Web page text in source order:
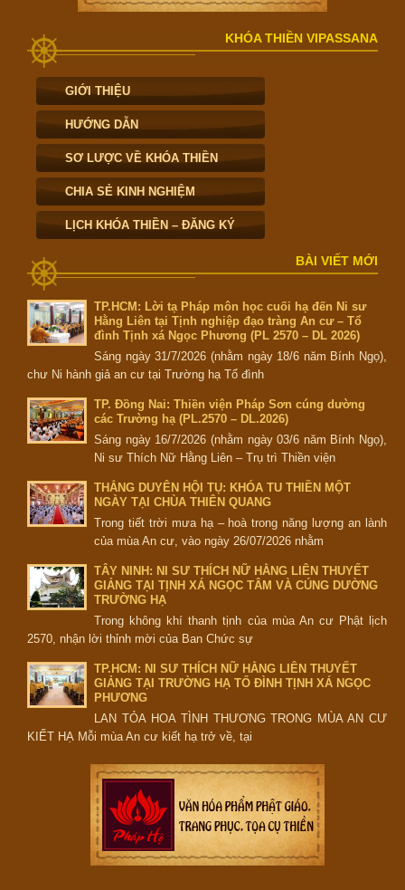
KHÓA THIỀN VIPASSANA
GIỚI THIỆU
HƯỚNG DẪN
SƠ LƯỢC VỀ KHÓA THIỀN
CHIA SẺ KINH NGHIỆM
LỊCH KHÓA THIỀN – ĐĂNG KÝ
BÀI VIẾT MỚI
TP.HCM: Lời tạ Pháp môn học cuối hạ đến Ni sư
Hằng Liên tại Tịnh nghiệp đạo tràng An cư – Tổ
đình Tịnh xá Ngọc Phương (PL 2570 – DL 2026)
Sáng ngày 31/7/2026 (nhằm ngày 18/6 năm Bính Ngọ),
chư Ni hành giả an cư tại Trường hạ Tổ đình
TP. Đồng Nai: Thiền viện Pháp Sơn cúng dường
các Trường hạ (PL.2570 – DL.2026)
Sáng ngày 16/7/2026 (nhằm ngày 03/6 năm Bính Ngọ),
Ni sư Thích Nữ Hằng Liên – Trụ trì Thiền viện
THẮNG DUYÊN HỘI TỤ: KHÓA TU THIỀN MỘT
NGÀY TẠI CHÙA THIÊN QUANG
Trong tiết trời mưa hạ – hoà trong năng lượng an lành
của mùa An cư, vào ngày 26/07/2026 nhằm
TÂY NINH: NI SƯ THÍCH NỮ HẰNG LIÊN THUYẾT
GIẢNG TẠI TỊNH XÁ NGỌC TÂM VÀ CÚNG DƯỜNG
TRƯỜNG HẠ
Trong không khí thanh tịnh của mùa An cư Phật lịch
2570, nhận lời thỉnh mời của Ban Chức sự
TP.HCM: NI SƯ THÍCH NỮ HẰNG LIÊN THUYẾT
GIẢNG TẠI TRƯỜNG HẠ TỔ ĐÌNH TỊNH XÁ NGỌC
PHƯƠNG
LAN TỎA HOA TÌNH THƯƠNG TRONG MÙA AN CƯ
KIẾT HẠ Mỗi mùa An cư kiết hạ trở về, tại